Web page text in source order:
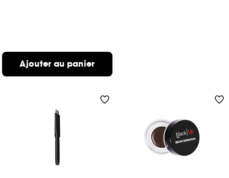
Ajouter au panier